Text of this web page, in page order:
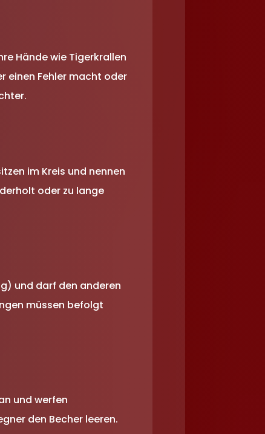
Hände wie Tigerkrallen
einen Fehler macht oder
im Kreis und nennen
oder zu lange
und darf den anderen
müssen befolgt
und werfen
den Becher leeren.